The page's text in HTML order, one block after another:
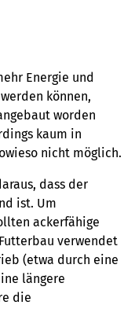
Energie und
können,
worden
kaum in
nicht möglich.
dass der
ist. Um
ackerfähige
verwendet
(etwa durch eine
längere
die